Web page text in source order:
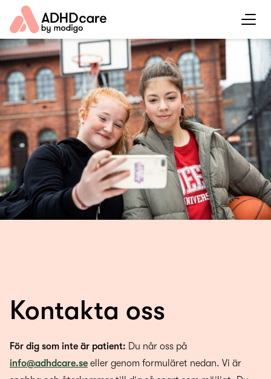
Kontakta oss
För dig som inte är patient: Du når oss på
info@adhdcare.se eller genom formuläret nedan. Vi är